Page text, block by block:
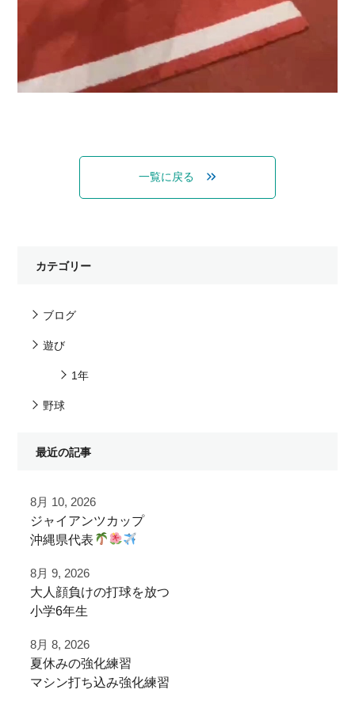
一覧に戻る
カテゴリー
ブログ
遊び
1年
野球
最近の記事
8月 10, 2026
ジャイアンツカップ
沖縄県代表
那覇ボーイズ
@naha_boys20th
ご利用いただきました！
大型バス
でボールパークへ到着
8月 9, 2026
大人顔負けの打球を放つ
小学6年生
実はスイッチヒッター！
左打席でも豪快に打球を飛ばすパワー
8月 8, 2026
夏休みの強化練習
マシン打ち込み強化練習